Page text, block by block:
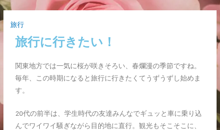
旅行
旅行に行きたい！
関東地方では一気に桜が咲きそろい、春爛漫の季節ですね。
毎年、この時期になると旅行に行きたくてうずうずし始めま
す。
20代の前半は、学生時代の友達みんなでギュッと車に乗り込
んでワイワイ騒ぎながら目的地に直行。観光もそこそこに、